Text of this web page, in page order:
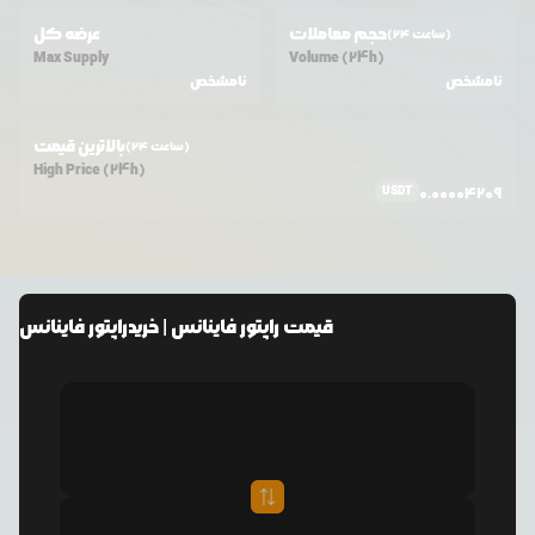
عرضه کل
Max Supply
نامشخص
حجم معاملات (24 ساعت)
Volume (24h)
نامشخص
بالاترین قیمت (24 ساعت)
High Price (24h)
USDT 0.00004209
قیمت راپتور فاینانس | خریدراپتور فاینانس